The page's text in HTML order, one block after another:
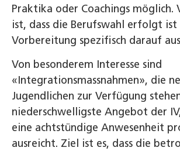
Praktika oder Coachings möglich.
ist, dass die Berufswahl erfolgt ist
Vorbereitung spezifisch darauf
Von besonderem Interesse sind
«Integrationsmassnahmen», die
Jugendlichen zur Verfügung
niederschwelligste Angebot der
eine achtstündige Anwesenheit
ausreicht. Ziel ist es, dass die